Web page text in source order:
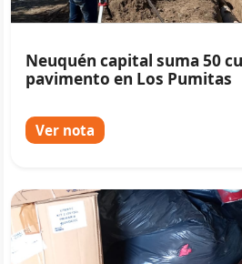
Neuquén capital suma 50
pavimento en Los Pumitas
Ver nota